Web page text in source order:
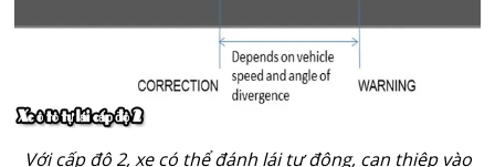
Với cấp độ 2, xe có thể đánh lái tự động, can thiệp vào